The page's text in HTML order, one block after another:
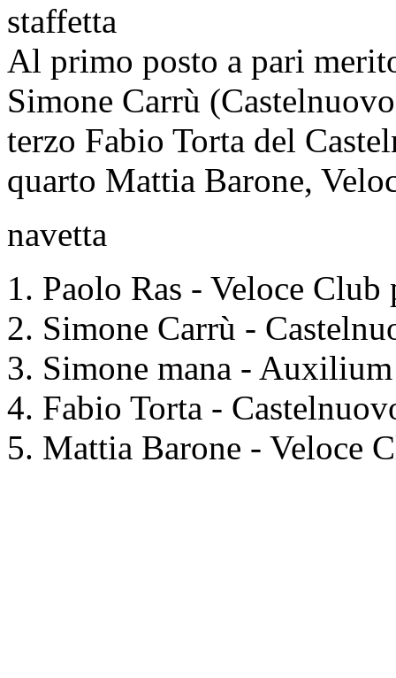
staffetta
Al primo posto a pari
Simone Carrù
terzo Fabio Torta del
quarto Mattia Barone,
navetta
Paolo Ras - Veloce Club
Simone Carrù -
Simone mana -
Fabio Torta -
Mattia Barone - Veloce